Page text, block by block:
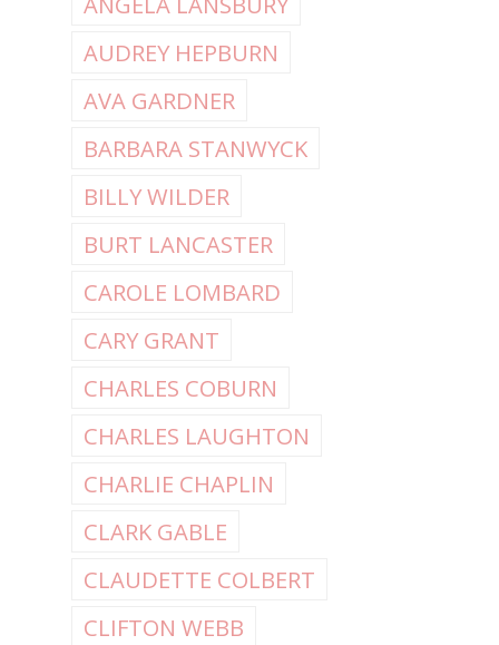
AUDREY HEPBURN
AVA GARDNER
BARBARA STANWYCK
BILLY WILDER
BURT LANCASTER
CAROLE LOMBARD
CARY GRANT
CHARLES COBURN
CHARLES LAUGHTON
CHARLIE CHAPLIN
CLARK GABLE
CLAUDETTE COLBERT
CLIFTON WEBB